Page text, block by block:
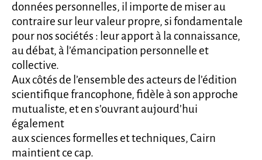
données personnelles, il importe de miser au
contraire sur leur valeur propre, si fondamentale
pour nos sociétés : leur apport à la connaissance,
au débat, à l’émancipation personnelle et
collective.
Aux côtés de l’ensemble des acteurs de l’édition
scientifique francophone, fidèle à son approche
mutualiste, et en s’ouvrant aujourd’hui
également
aux sciences formelles et techniques, Cairn
maintient ce cap.